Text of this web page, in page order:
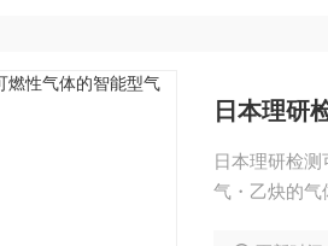
日本理研
日本理研检测可燃性气体
气・乙炔的气